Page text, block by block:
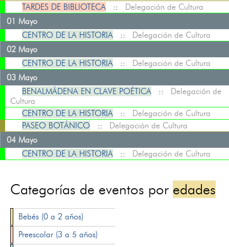
TARDES DE BIBLIOTECA :: Delegación de Cultura
01 Mayo
CENTRO DE LA HISTORIA :: Delegación de Cultura
02 Mayo
CENTRO DE LA HISTORIA :: Delegación de Cultura
03 Mayo
BENALMÁDENA EN CLAVE POÉTICA :: Delegación de
Cultura
CENTRO DE LA HISTORIA :: Delegación de Cultura
PASEO BOTÁNICO :: Delegación de Cultura
04 Mayo
CENTRO DE LA HISTORIA :: Delegación de Cultura
Categorías de eventos por edades
Bebés (0 a 2 años)
Preescolar (3 a 5 años)